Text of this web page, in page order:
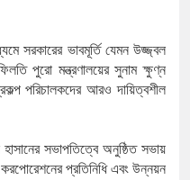
হামের উপসর্গে আরও ৬ প্রাণহানি,
অবশেষে পদত্যাগ করলেন ভারতের
জামায়াত ফেরেশতাদের দল নয়,
সরকারের ভাবমূর্তি যেমন উজ্জ্বল
পুরো মন্ত্রণালয়ের সুনাম ক্ষুণ্ন
পরিচালকদের আরও দায়িত্বশীল
হাসানের সভাপতিত্বে অনুষ্ঠিত সভায়
করপোরেশনের প্রতিনিধি এবং উন্নয়ন